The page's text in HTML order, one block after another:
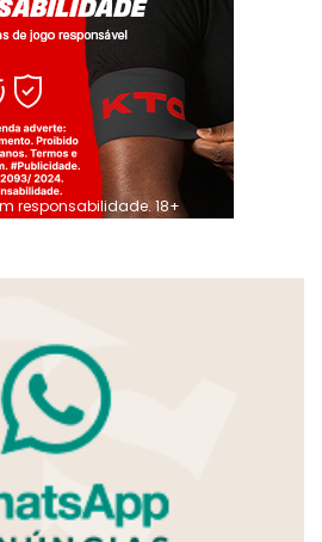
responsabilidade. 18+